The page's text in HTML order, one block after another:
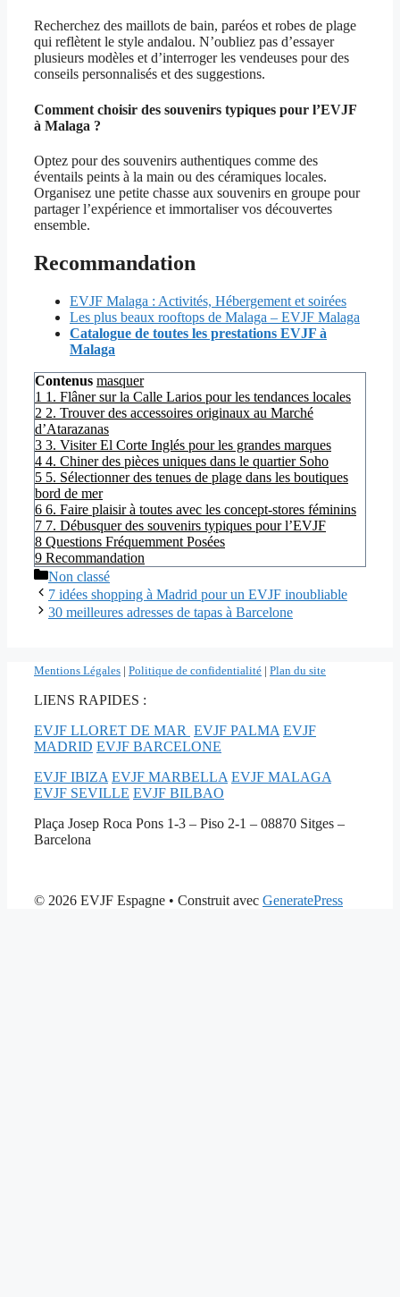
Recherchez des maillots de bain, paréos et robes de plage
qui reflètent le style andalou. N’oubliez pas d’essayer
plusieurs modèles et d’interroger les vendeuses pour des
conseils personnalisés et des suggestions.
Comment choisir des souvenirs typiques pour l’EVJF
à Malaga ?
Optez pour des souvenirs authentiques comme des
éventails peints à la main ou des céramiques locales.
Organisez une petite chasse aux souvenirs en groupe pour
partager l’expérience et immortaliser vos découvertes
ensemble.
Recommandation
EVJF Malaga : Activités, Hébergement et soirées
Les plus beaux rooftops de Malaga – EVJF Malaga
Catalogue de toutes les prestations EVJF à
Malaga
Contenus masquer
1 1. Flâner sur la Calle Larios pour les tendances locales
2 2. Trouver des accessoires originaux au Marché
d’Atarazanas
3 3. Visiter El Corte Inglés pour les grandes marques
4 4. Chiner des pièces uniques dans le quartier Soho
5 5. Sélectionner des tenues de plage dans les boutiques
bord de mer
6 6. Faire plaisir à toutes avec les concept-stores féminins
7 7. Débusquer des souvenirs typiques pour l’EVJF
8 Questions Fréquemment Posées
9 Recommandation
Catégories
Non classé
7 idées shopping à Madrid pour un EVJF inoubliable
30 meilleures adresses de tapas à Barcelone
Mentions Légales | Politique de confidentialité | Plan du site
LIENS RAPIDES :
EVJF LLORET DE MAR EVJF PALMA EVJF
MADRID EVJF BARCELONE
EVJF IBIZA EVJF MARBELLA EVJF MALAGA
EVJF SEVILLE EVJF BILBAO
Plaça Josep Roca Pons 1-3 – Piso 2-1 – 08870 Sitges –
Barcelona
© 2026 EVJF Espagne • Construit avec GeneratePress